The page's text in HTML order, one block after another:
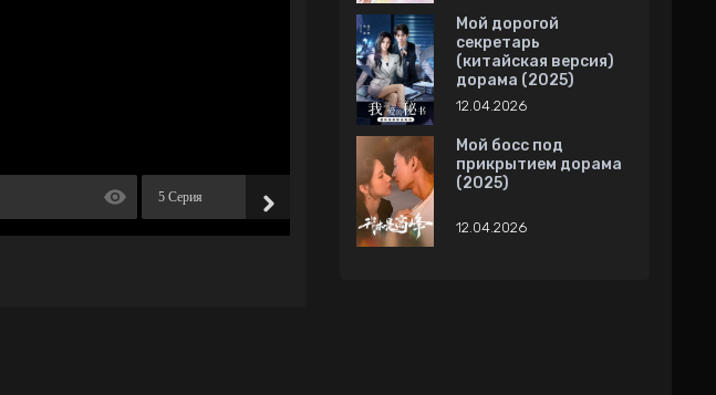
5 Серия 6 Серия
Мой дорогой
секретарь
(китайская версия)
дорама (2025)
12.04.2026
Мой босс под
прикрытием дорама
(2025)
12.04.2026